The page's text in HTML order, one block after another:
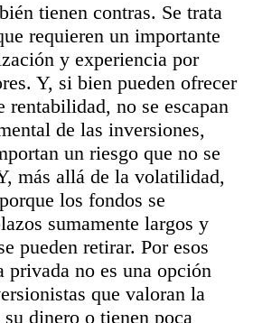
tienen contras. Se trata
requieren un importante
y experiencia por
Y, si bien pueden ofrecer
rentabilidad, no se escapan
de las inversiones,
un riesgo que no se
más allá de la volatilidad,
los fondos se
sumamente largos y
pueden retirar. Por esos
privada no es una opción
que valoran la
dinero o tienen poca